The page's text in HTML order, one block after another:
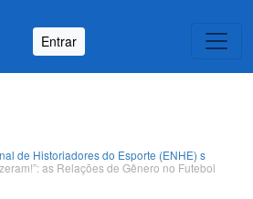
Entrar
de Historiadores do Esporte (ENHE) s
as Relações de Gênero no Futebol